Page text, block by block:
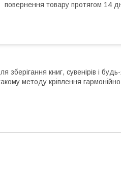
повернення товару протягом 14
книг, сувенірів і
методу кріплення